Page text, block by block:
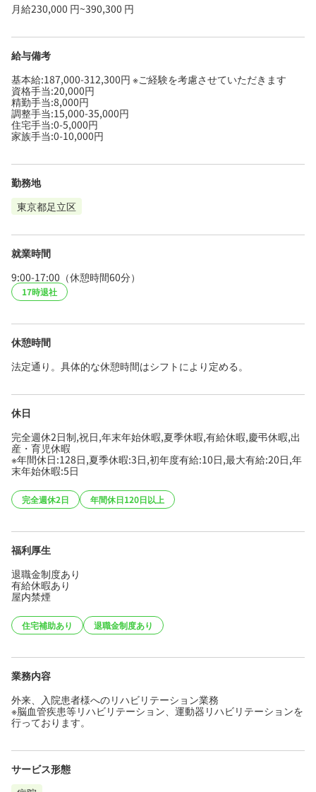
月給230,000 円~390,300 円
給与備考
基本給:187,000-312,300円 ※ご経験を考慮させていただきます
資格手当:20,000円
精勤手当:8,000円
調整手当:15,000-35,000円
住宅手当:0-5,000円
家族手当:0-10,000円
勤務地
東京都足立区
就業時間
9:00-17:00（休憩時間60分）
17時退社
休憩時間
法定通り。具体的な休憩時間はシフトにより定める。
休日
完全週休2日制,祝日,年末年始休暇,夏季休暇,有給休暇,慶弔休暇,出
産・育児休暇
※年間休日:128日,夏季休暇:3日,初年度有給:10日,最大有給:20日,年
末年始休暇:5日
完全週休2日 年間休日120日以上
福利厚生
退職金制度あり
有給休暇あり
屋内禁煙
住宅補助あり 退職金制度あり
業務内容
外来、入院患者様へのリハビリテーション業務
※脳血管疾患等リハビリテーション、運動器リハビリテーションを
行っております。
サービス形態